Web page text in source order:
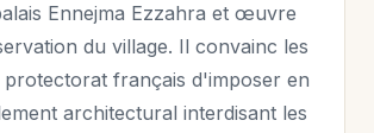
Ennejma Ezzahra et œuvre
du village. Il convainc les
français d'imposer en
architectural interdisant les